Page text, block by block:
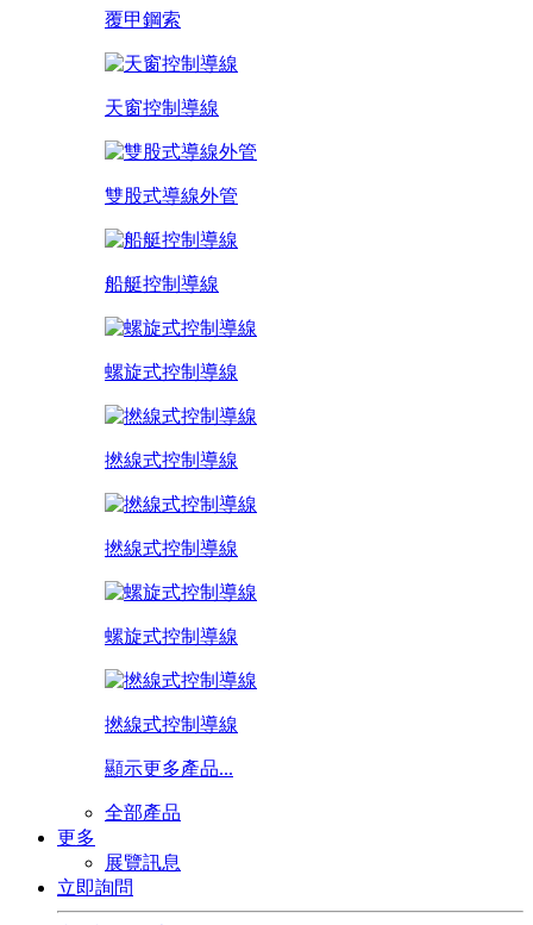
覆甲鋼索
天窗控制導線
雙股式導線外管
船艇控制導線
螺旋式控制導線
撚線式控制導線
撚線式控制導線
螺旋式控制導線
撚線式控制導線
顯示更多產品...
全部產品
更多
展覽訊息
立即詢問